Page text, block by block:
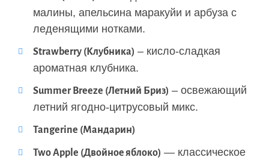
малины, апельсина маракуйи и арбуза с
леденящими нотками.
Strawberry (Клубника) – кисло-сладкая
ароматная клубника.
Summer Breeze (Летний Бриз) – освежающий
летний ягодно-цитрусовый микс.
Tangerine (Мандарин)
Two Apple (Двойное яблоко) — классическое